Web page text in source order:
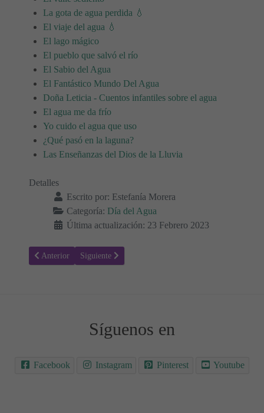
La gota de agua perdida 💧
El viaje del agua 💧
El lago mágico
El pueblo que salvó el río
El Sabio del Agua
El Fantástico Mundo Del Agua
Doña Leticia - Cuentos infantiles sobre el agua
El agua me da frío
Yo cuido el agua que uso
¿Qué pasó en la laguna?
Las Enseñanzas del Dios de la Lluvia
Detalles
Escrito por: Estefanía Morera
Categoría: Día del Agua
Última actualización: 23 Febrero 2023
Artículo anterior: La importancia del agua: Esencial para la vida y
Anterior Artículo siguiente: Experimentos con agua para hacer
Siguiente
Síguenos en
Facebook Instagram Pinterest Youtube